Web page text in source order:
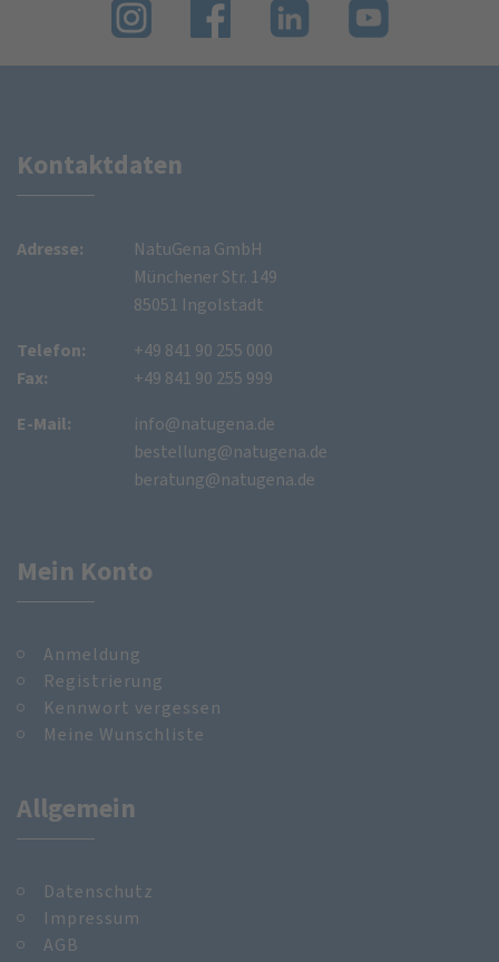
Kontaktdaten
Adresse:
NatuGena GmbH
Münchener Str. 149
85051 Ingolstadt
Telefon:
Fax:
+49 841 90 255 000
+49 841 90 255 999
E-Mail:
info@natugena.de
bestellung@natugena.de
beratung@natugena.de
Mein Konto
Anmeldung
Registrierung
Kennwort vergessen
Meine Wunschliste
Allgemein
Datenschutz
Impressum
AGB